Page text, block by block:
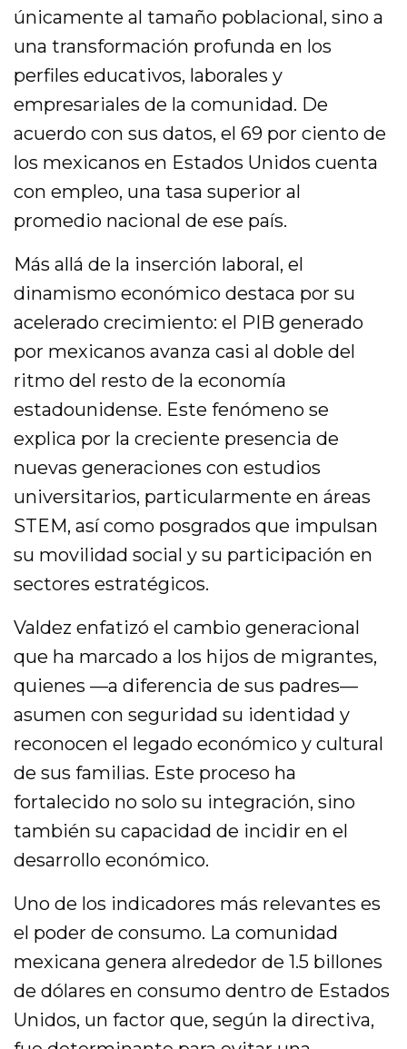
únicamente al tamaño poblacional, sino a
una transformación profunda en los
perfiles educativos, laborales y
empresariales de la comunidad. De
acuerdo con sus datos, el 69 por ciento de
los mexicanos en Estados Unidos cuenta
con empleo, una tasa superior al
promedio nacional de ese país.
Más allá de la inserción laboral, el
dinamismo económico destaca por su
acelerado crecimiento: el PIB generado
por mexicanos avanza casi al doble del
ritmo del resto de la economía
estadounidense. Este fenómeno se
explica por la creciente presencia de
nuevas generaciones con estudios
universitarios, particularmente en áreas
STEM, así como posgrados que impulsan
su movilidad social y su participación en
sectores estratégicos.
Valdez enfatizó el cambio generacional
que ha marcado a los hijos de migrantes,
quienes —a diferencia de sus padres—
asumen con seguridad su identidad y
reconocen el legado económico y cultural
de sus familias. Este proceso ha
fortalecido no solo su integración, sino
también su capacidad de incidir en el
desarrollo económico.
Uno de los indicadores más relevantes es
el poder de consumo. La comunidad
mexicana genera alrededor de 1.5 billones
de dólares en consumo dentro de Estados
Unidos, un factor que, según la directiva,